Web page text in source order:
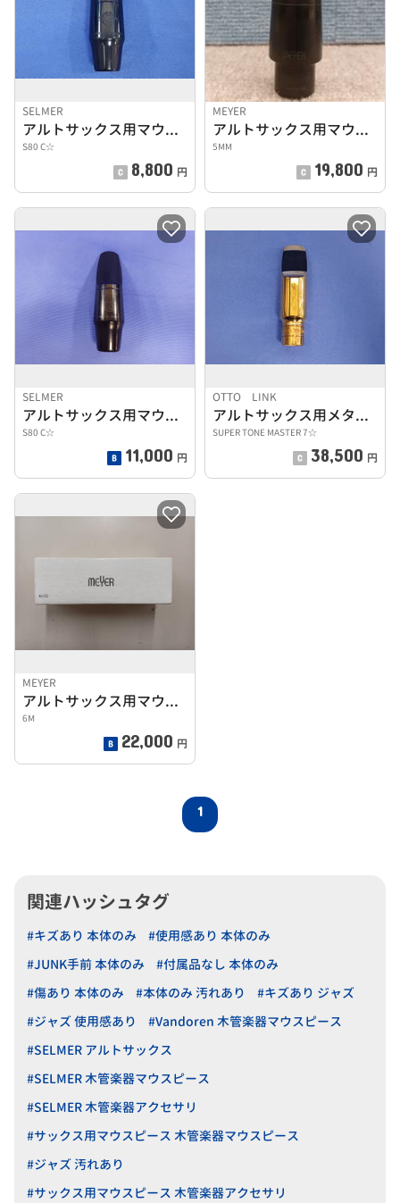
SELMER
アルトサックス用マウスピース
S80 C☆
8,800 円
MEYER
アルトサックス用マウスピース
5MM
19,800 円
SELMER
アルトサックス用マウスピース
S80 C☆
11,000 円
OTTO LINK
アルトサックス用メタルマウスピース
SUPER TONE MASTER 7☆
38,500 円
MEYER
アルトサックス用マウスピース
6M
22,000 円
1
関連ハッシュタグ
#キズあり 本体のみ
#使用感あり 本体のみ
#JUNK手前 本体のみ
#付属品なし 本体のみ
#傷あり 本体のみ
#本体のみ 汚れあり
#キズあり ジャズ
#ジャズ 使用感あり
#Vandoren 木管楽器マウスピース
#SELMER アルトサックス
#SELMER 木管楽器マウスピース
#SELMER 木管楽器アクセサリ
#サックス用マウスピース 木管楽器マウスピース
#ジャズ 汚れあり
#サックス用マウスピース 木管楽器アクセサリ